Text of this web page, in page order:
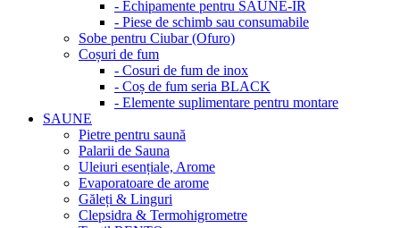
- Echipamente pentru SAUNE-IR
- Piese de schimb sau consumabile
Sobe pentru Ciubar (Ofuro)
Coșuri de fum
- Cosuri de fum de inox
- Coș de fum seria BLACK
- Elemente suplimentare pentru montare
SAUNE
Pietre pentru saună
Palarii de Sauna
Uleiuri esențiale, Arome
Evaporatoare de arome
Găleți & Linguri
Clepsidra & Termohigrometre